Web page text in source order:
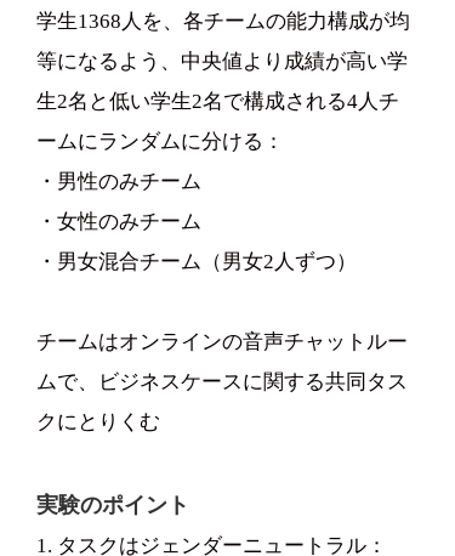
学生1368人を、各チームの能力構成が均
等になるよう、中央値より成績が高い学
生2名と低い学生2名で構成される4人チ
ームにランダムに分ける：
・男性のみチーム
・女性のみチーム
・男女混合チーム（男女2人ずつ）
チームはオンラインの音声チャットルー
ムで、ビジネスケースに関する共同タス
クにとりくむ
実験のポイント
1. タスクはジェンダーニュートラル：